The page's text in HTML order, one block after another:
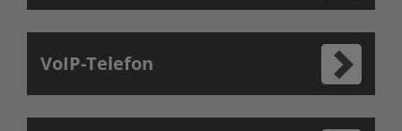
VoIP-Telefon